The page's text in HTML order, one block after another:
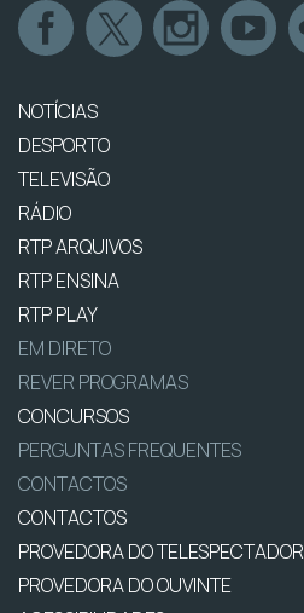
NOTÍCIAS
DESPORTO
TELEVISÃO
RÁDIO
RTP ARQUIVOS
RTP ENSINA
RTP PLAY
EM DIRETO
REVER PROGRAMAS
CONCURSOS
PERGUNTAS FREQUENTES
CONTACTOS
CONTACTOS
PROVEDORA DO TELESPECTADOR
PROVEDORA DO OUVINTE